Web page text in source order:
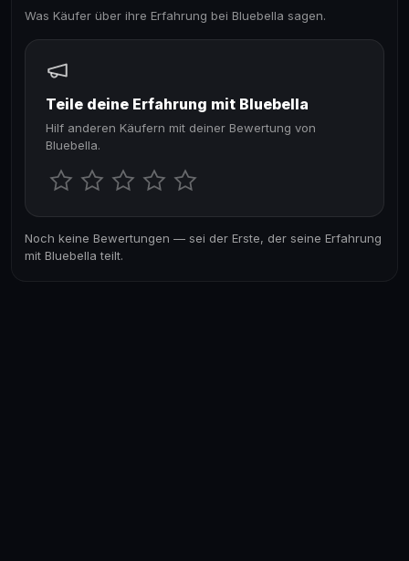
Was Käufer über ihre Erfahrung bei Bluebella sagen.
Teile deine Erfahrung mit Bluebella
Hilf anderen Käufern mit deiner Bewertung von
Bluebella.
Noch keine Bewertungen — sei der Erste, der seine Erfahrung
mit Bluebella teilt.